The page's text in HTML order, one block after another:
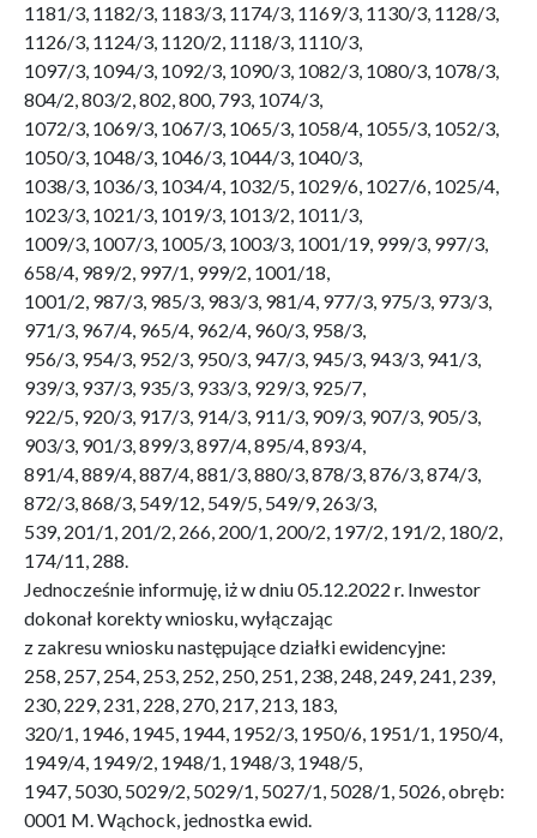
1181/3, 1182/3, 1183/3, 1174/3, 1169/3, 1130/3, 1128/3,
1126/3, 1124/3, 1120/2, 1118/3, 1110/3,
1097/3, 1094/3, 1092/3, 1090/3, 1082/3, 1080/3, 1078/3,
804/2, 803/2, 802, 800, 793, 1074/3,
1072/3, 1069/3, 1067/3, 1065/3, 1058/4, 1055/3, 1052/3,
1050/3, 1048/3, 1046/3, 1044/3, 1040/3,
1038/3, 1036/3, 1034/4, 1032/5, 1029/6, 1027/6, 1025/4,
1023/3, 1021/3, 1019/3, 1013/2, 1011/3,
1009/3, 1007/3, 1005/3, 1003/3, 1001/19, 999/3, 997/3,
658/4, 989/2, 997/1, 999/2, 1001/18,
1001/2, 987/3, 985/3, 983/3, 981/4, 977/3, 975/3, 973/3,
971/3, 967/4, 965/4, 962/4, 960/3, 958/3,
956/3, 954/3, 952/3, 950/3, 947/3, 945/3, 943/3, 941/3,
939/3, 937/3, 935/3, 933/3, 929/3, 925/7,
922/5, 920/3, 917/3, 914/3, 911/3, 909/3, 907/3, 905/3,
903/3, 901/3, 899/3, 897/4, 895/4, 893/4,
891/4, 889/4, 887/4, 881/3, 880/3, 878/3, 876/3, 874/3,
872/3, 868/3, 549/12, 549/5, 549/9, 263/3,
539, 201/1, 201/2, 266, 200/1, 200/2, 197/2, 191/2, 180/2,
174/11, 288.
Jednocześnie informuję, iż w dniu 05.12.2022 r. Inwestor
dokonał korekty wniosku, wyłączając
z zakresu wniosku następujące działki ewidencyjne:
258, 257, 254, 253, 252, 250, 251, 238, 248, 249, 241, 239,
230, 229, 231, 228, 270, 217, 213, 183,
320/1, 1946, 1945, 1944, 1952/3, 1950/6, 1951/1, 1950/4,
1949/4, 1949/2, 1948/1, 1948/3, 1948/5,
1947, 5030, 5029/2, 5029/1, 5027/1, 5028/1, 5026, obręb:
0001 M. Wąchock, jednostka ewid.